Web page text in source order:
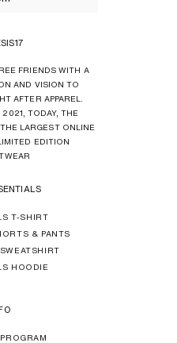
FRIENDS WITH A
AND VISION TO
AFTER APPAREL.
2021, TODAY, THE
LARGEST ONLINE
EDITION
T-SHIRT
& PANTS
HOODIE